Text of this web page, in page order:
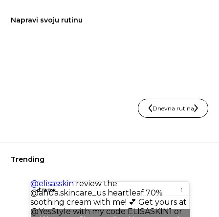
Napravi svoju rutinu
Dnevna rutina
Trending
@elisasskinreview the
@anua.skincare_us heartleaf 70%
soothing cream with me! 💕 Get yours at
@YesStyle with my code ELISASKIN1 or